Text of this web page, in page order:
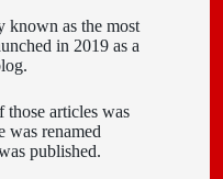
known as the most
in 2019 as a
those articles was
was renamed
published.